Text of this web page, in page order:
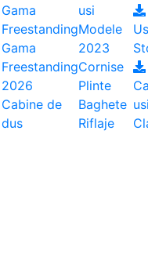
Gama
Freestanding
Gama
Freestanding
2026
Cabine de
dus
usi
Modele
2023
Cornise
Plinte
Baghete
Riflaje